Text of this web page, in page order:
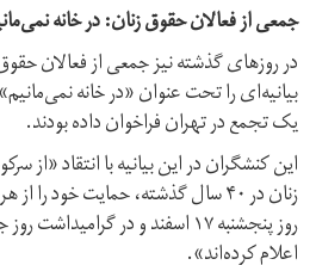
جمعی از فعالان حقوق زنان: در خانه
بیانیه‌ای را تحت عنوان «در خانه
یک تجمع در تهران فراخوان داده بودند.
این کنشگران در این بیانیه با انتقاد «از
زنان در ۴۰ سال گذشته، حمایت خود
روز پنجشنبه ۱۷ اسفند و در